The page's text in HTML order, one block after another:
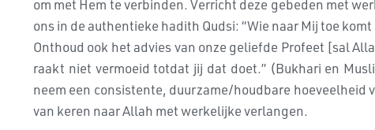
om met Hem te verbinden. Verricht deze gebeden met
ons in de authentieke hadith Qudsi: “Wie naar Mij toe
Onthoud ook het advies van onze geliefde Profeet [sal
raakt niet vermoeid totdat jij dat doet.” (Bukhari en
neem een consistente, duurzame/houdbare
van keren naar Allah met werkelijke verlangen.